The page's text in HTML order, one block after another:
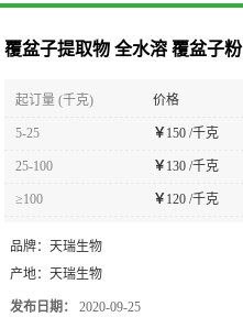
覆盆子提取物 全水溶 覆盆子粉
起订量 (千克) 价格
5-25 ￥ 150 /千克
25-100 ￥ 130 /千克
≥100 ￥ 120 /千克
品牌： 天瑞生物
产地： 天瑞生物
发布日期： 2020-09-25